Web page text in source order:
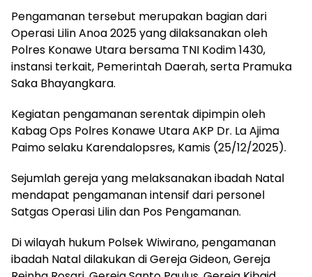
Pengamanan tersebut merupakan bagian dari
Operasi Lilin Anoa 2025 yang dilaksanakan oleh
Polres Konawe Utara bersama TNI Kodim 1430,
instansi terkait, Pemerintah Daerah, serta Pramuka
Saka Bhayangkara.
Kegiatan pengamanan serentak dipimpin oleh
Kabag Ops Polres Konawe Utara AKP Dr. La Ajima
Paimo selaku Karendalopsres, Kamis (25/12/2025).
Sejumlah gereja yang melaksanakan ibadah Natal
mendapat pengamanan intensif dari personel
Satgas Operasi Lilin dan Pos Pengamanan.
Di wilayah hukum Polsek Wiwirano, pengamanan
ibadah Natal dilakukan di Gereja Gideon, Gereja